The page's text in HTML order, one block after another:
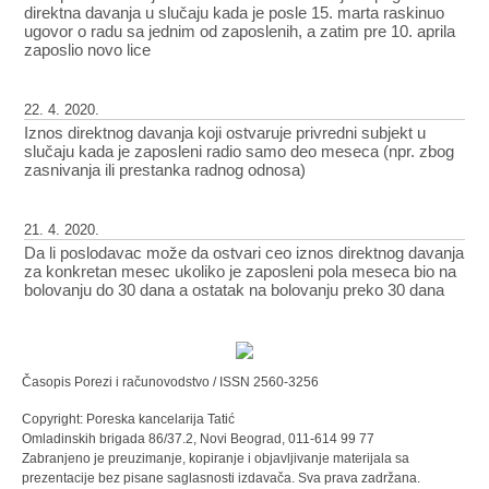
direktna davanja u slučaju kada je posle 15. marta raskinuo
ugovor o radu sa jednim od zaposlenih, a zatim pre 10. aprila
zaposlio novo lice
Iznos direktnog davanja koji ostvaruje privredni subjekt u
slučaju kada je zaposleni radio samo deo meseca (npr. zbog
zasnivanja ili prestanka radnog odnosa)
22. 4. 2020.
Da li poslodavac može da ostvari ceo iznos direktnog davanja
za konkretan mesec ukoliko je zaposleni pola meseca bio na
bolovanju do 30 dana a ostatak na bolovanju preko 30 dana
21. 4. 2020.
Časopis Porezi i računovodstvo / ISSN 2560-3256
Copyright: Poreska kancelarija Tatić
Omladinskih brigada 86/37.2, Novi Beograd, 011-614 99 77
Zabranjeno je preuzimanje, kopiranje i objavljivanje materijala sa
prezentacije bez pisane saglasnosti izdavača. Sva prava zadržana.